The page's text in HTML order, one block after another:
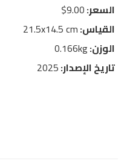
السعر:9.00$
القياس:21.5x14.5 cm
الوزن:0.166kg
تاريخ الإصدار:2025